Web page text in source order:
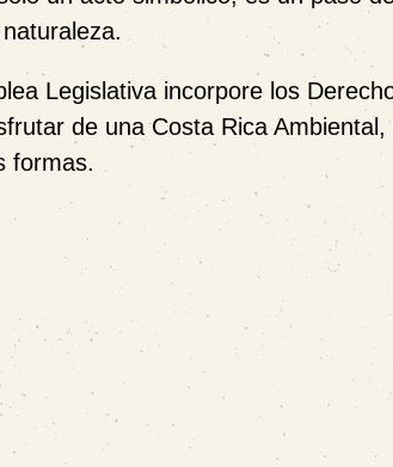
Legislativa incorpore los
de una Costa Rica
formas.